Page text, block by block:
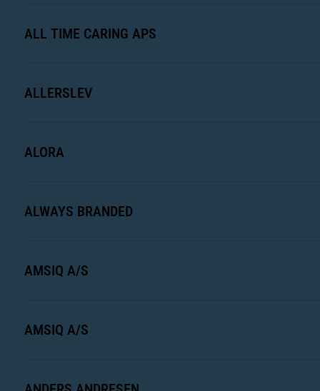
ALL TIME CARING APS
ALLERSLEV
ALORA
ALWAYS BRANDED
AMSIQ A/S
AMSIQ A/S